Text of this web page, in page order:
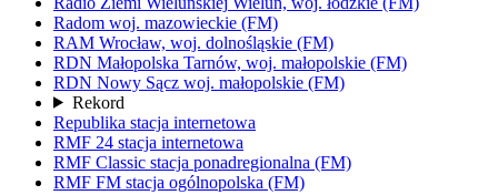
Radom woj. mazowieckie (FM)
RAM Wrocław, woj. dolnośląskie (FM)
RDN Małopolska Tarnów, woj. małopolskie (FM)
RDN Nowy Sącz woj. małopolskie (FM)
Rekord
Republika stacja internetowa
RMF 24 stacja internetowa
RMF Classic stacja ponadregionalna (FM)
RMF FM stacja ogólnopolska (FM)